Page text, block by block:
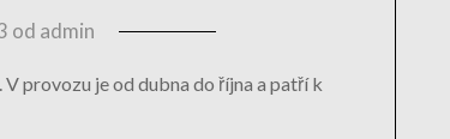
od admin
provozu je od dubna do října a patří k